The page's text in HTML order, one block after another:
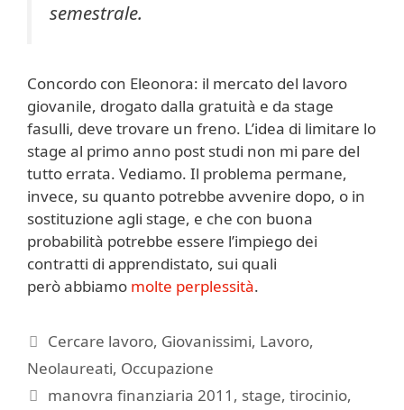
semestrale.
Concordo con Eleonora: il mercato del lavoro
giovanile, drogato dalla gratuità e da stage
fasulli, deve trovare un freno. L’idea di limitare lo
stage al primo anno post studi non mi pare del
tutto errata. Vediamo. Il problema permane,
invece, su quanto potrebbe avvenire dopo, o in
sostituzione agli stage, e che con buona
probabilità potrebbe essere l’impiego dei
contratti di apprendistato, sui quali
però abbiamo molte perplessità.
Categorie
Cercare lavoro, Giovanissimi, Lavoro,
Neolaureati, Occupazione
Tag
manovra finanziaria 2011 , stage,tirocinio,